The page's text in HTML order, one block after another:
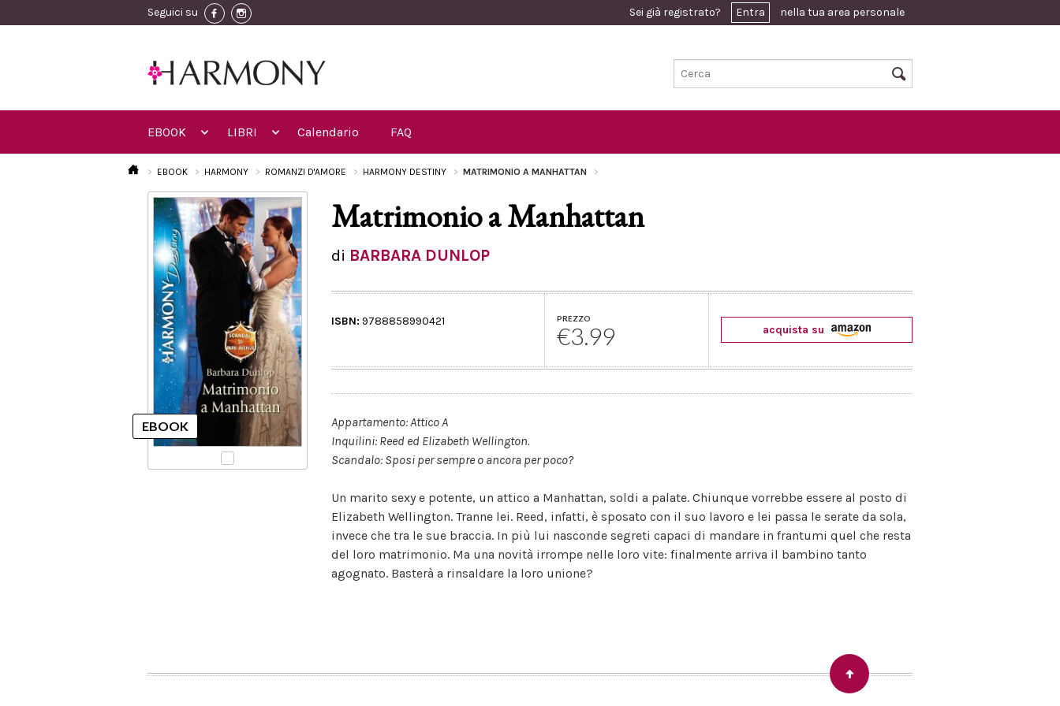
Seguici su Sei già registrato? Entra nella tua area personale
EBOOK LIBRI Calendario FAQ
EBOOK HARMONY ROMANZI D'AMORE HARMONY DESTINY MATRIMONIO A MANHATTAN
Matrimonio a Manhattan
di BARBARA DUNLOP
ISBN: 9788858990421 PREZZO
€3.99 acquista su
Appartamento: Attico A
Inquilini: Reed ed Elizabeth Wellington.
Scandalo: Sposi per sempre o ancora per poco?
Un marito sexy e potente, un attico a Manhattan, soldi a palate. Chiunque vorrebbe essere al posto di
Elizabeth Wellington. Tranne lei. Reed, infatti, è sposato con il suo lavoro e lei passa le serate da sola,
invece che tra le sue braccia. In più lui nasconde segreti capaci di mandare in frantumi quel che resta
del loro matrimonio. Ma una novità irrompe nelle loro vite: finalmente arriva il bambino tanto
agognato. Basterà a rinsaldare la loro unione?